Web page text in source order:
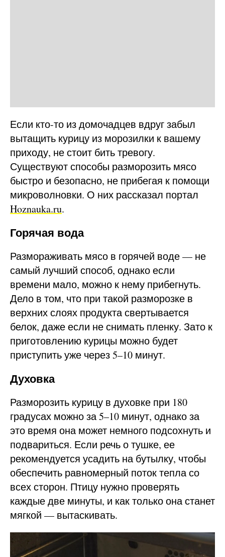
Если кто-то из домочадцев вдруг забыл
вытащить курицу из морозилки к вашему
приходу, не стоит бить тревогу.
Существуют способы разморозить мясо
быстро и безопасно, не прибегая к помощи
микроволновки. О них рассказал портал
Hoznauka.ru.
Горячая вода
Размораживать мясо в горячей воде — не
самый лучший способ, однако если
времени мало, можно к нему прибегнуть.
Дело в том, что при такой разморозке в
верхних слоях продукта свертывается
белок, даже если не снимать пленку. Зато к
приготовлению курицы можно будет
приступить уже через 5–10 минут.
Духовка
Разморозить курицу в духовке при 180
градусах можно за 5–10 минут, однако за
это время она может немного подсохнуть и
подвариться. Если речь о тушке, ее
рекомендуется усадить на бутылку, чтобы
обеспечить равномерный поток тепла со
всех сторон. Птицу нужно проверять
каждые две минуты, и как только она станет
мягкой — вытаскивать.